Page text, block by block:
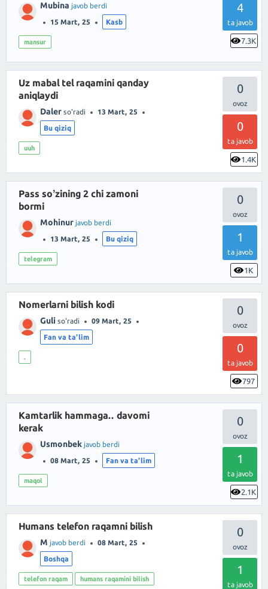
4
ta javob
7.3K
Mubina javob berdi
15 Mart, 25 Kasb
mansur
0
0
ta javob
1.4K
Uz mabal tel raqamini qanday
aniqlaydi
Daler so'radi 13 Mart, 25
Bu qiziq
uuh
0
1
ta javob
1K
Pass soʼzining 2 chi zamoni
bormi
Mohinur javob berdi
13 Mart, 25 Bu qiziq
telegram
0
0
ta javob
797
Nomerlarni bilish kodi
Guli so'radi 09 Mart, 25
Fan va ta'lim
.
0
1
ta javob
2.1K
Kamtarlik hammaga.. davomi
kerak
Usmonbek javob berdi
08 Mart, 25 Fan va ta'lim
maqol
0
1
ta javob
Humans telefon raqamni bilish
M javob berdi 08 Mart, 25
Boshqa
telefon raqam humans raqamini bilish